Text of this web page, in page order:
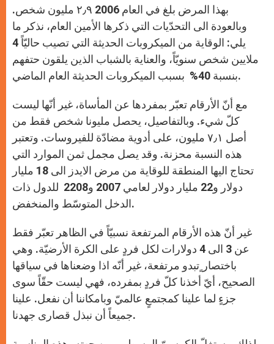
بهذا المرض بلغ في العام 2006 ٢٫٩ مليون شخص.
وبالعودة الى التحدّيات التي ذكرها الأمين العام، نذكر ما
يلي: الوقاية من الميكروبات الحديثة التي تصيب حاليّاً 4
ملايين شخص سنويّاً، والعناية بالشباب الذين يلقون حتفهم
بنسبة 40% بسبب الميكروبات الحديثة العام الماضي.
مع أنّ الأرقام تعبّر بمفردها عن المأساة، غير أنّها ليست
كلّ شيء. وبالتفاصيل، يحصل مليونا شخص فقط من
أصل ٧٫١ مليون، على أدوية مضادّة للفيروسات. وتعتبر
هذه النسبة محزنة. وقد يصل مجمل ثمن الموارد التي
تحتاج اليها المنطقة للوقاية من مرض الايدز الى 18 مليار
دولار و22 مليار دولار لعامي 2007 و2208 للدول ذات
الدخل المتوسّط والمنخفض.
غير أنّ هذه الأرقام المرتفعة نسبيّاً في الظاهر تعبّر فقط
عن 3 الى 4 دولارات لكل فردٍ على الكرة الأرضيّة. وهي
باختصار ٍتبدو مرتفعة، غير أنّه اذا وضعناها في سياقها
الصحيح، أيّ أخذنا كلّ فردٍ بمفرده، فهي ليست حقّاً سوى
جزءٍ لما علينا كمجتمعٍ عالميّ وبامكاننا أن نفعل. علينا
جميعاً أن نبذل قصارى جهدنا.